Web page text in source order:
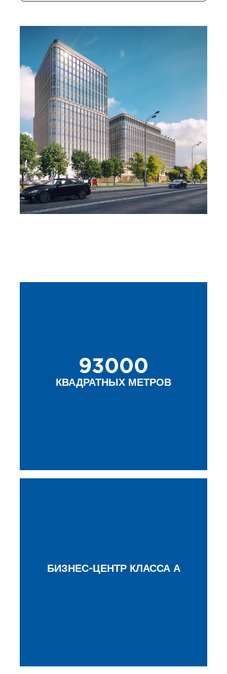
93000
КВАДРАТНЫХ МЕТРОВ
БИЗНЕС-ЦЕНТР КЛАССА А